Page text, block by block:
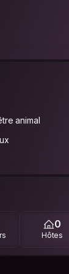
animal
0
Hôtes